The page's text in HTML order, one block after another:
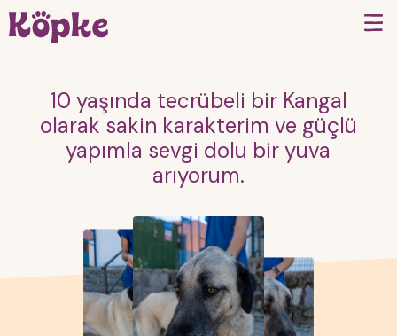
10 yaşında tecrübeli bir Kangal
olarak sakin karakterim ve güçlü
yapımla sevgi dolu bir yuva
arıyorum.